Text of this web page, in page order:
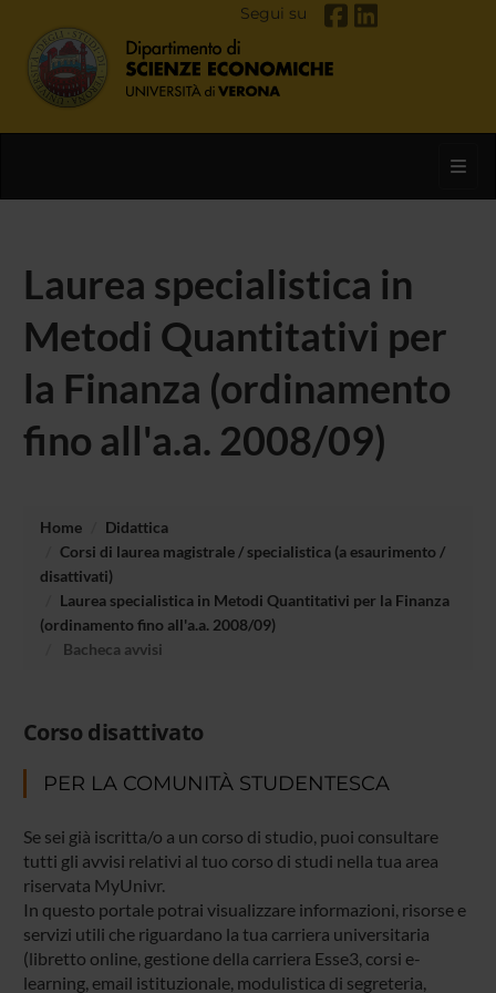
Segui su
Laurea specialistica in
Metodi Quantitativi per
la Finanza (ordinamento
fino all'a.a. 2008/09)
Home
Didattica
Corsi di laurea magistrale / specialistica (a esaurimento /
disattivati)
Laurea specialistica in Metodi Quantitativi per la Finanza
(ordinamento fino all'a.a. 2008/09)
Bacheca avvisi
Corso disattivato
PER LA COMUNITÀ STUDENTESCA
Se sei già iscritta/o a un corso di studio, puoi consultare
tutti gli avvisi relativi al tuo corso di studi nella tua area
riservata MyUnivr.
In questo portale potrai visualizzare informazioni, risorse e
servizi utili che riguardano la tua carriera universitaria
(libretto online, gestione della carriera Esse3, corsi e-
learning, email istituzionale, modulistica di segreteria,